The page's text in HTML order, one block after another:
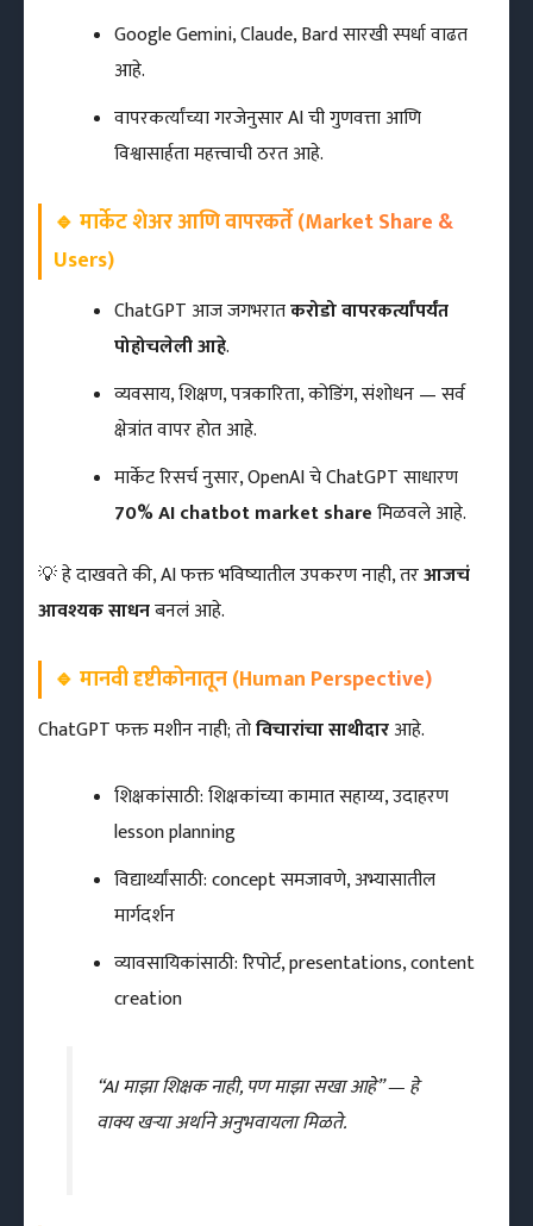
Google Gemini, Claude, Bard सारखी स्पर्धा वाढत
आहे.
वापरकर्त्यांच्या गरजेनुसार AI ची गुणवत्ता आणि
विश्वासार्हता महत्त्वाची ठरत आहे.
🔹 मार्केट शेअर आणि वापरकर्ते (Market Share &
Users)
ChatGPT आज जगभरातकरोडो वापरकर्त्यांपर्यंत
पोहोचलेली आहे.
व्यवसाय, शिक्षण, पत्रकारिता, कोडिंग, संशोधन — सर्व
क्षेत्रांत वापर होत आहे.
मार्केट रिसर्च नुसार, OpenAI चे ChatGPT साधारण
70% AI chatbot market shareमिळवले आहे.
💡 हे दाखवते की, AI फक्त भविष्यातील उपकरण नाही, तरआजचं
आवश्यक साधनबनलं आहे.
🔹 मानवी दृष्टीकोनातून (Human Perspective)
ChatGPT फक्त मशीन नाही; तोविचारांचा साथीदारआहे.
शिक्षकांसाठी: शिक्षकांच्या कामात सहाय्य, उदाहरण
lesson planning
विद्यार्थ्यांसाठी: concept समजावणे, अभ्यासातील
मार्गदर्शन
व्यावसायिकांसाठी: रिपोर्ट, presentations, content
creation
“AI माझा शिक्षक नाही, पण माझा सखा आहे” — हे
वाक्य खऱ्या अर्थाने अनुभवायला मिळते.